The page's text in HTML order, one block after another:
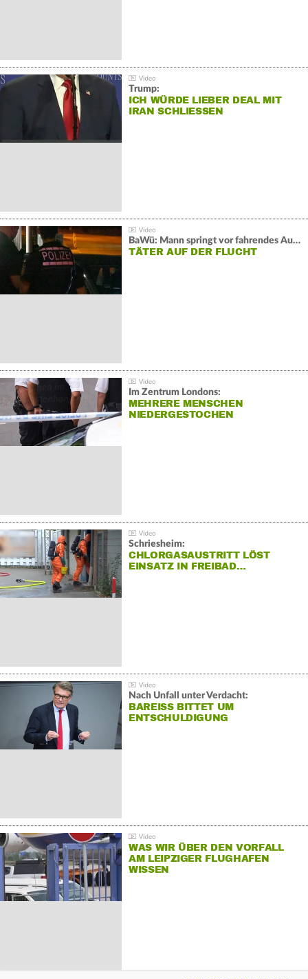
Trump:
ICH WÜRDE LIEBER DEAL MIT
IRAN SCHLIESSEN
BaWü: Mann springt vor fahrendes Auto und schießt
TÄTER AUF DER FLUCHT
Im Zentrum Londons:
MEHRERE MENSCHEN
NIEDERGESTOCHEN
Schriesheim:
CHLORGASAUSTRITT LÖST
EINSATZ IN FREIBAD…
Nach Unfall unter Verdacht:
BAREISS BITTET UM E
NTSCHULDIGUNG
WAS WIR ÜBER DEN VORFALL
AM LEIPZIGER FLUGHAFEN
WISSEN